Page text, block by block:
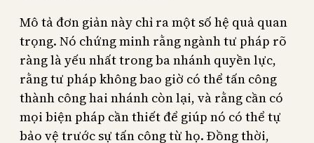
Mô tả đơn giản này chỉ ra một số hệ quả quan
trọng. Nó chứng minh rằng ngành tư pháp rõ
ràng là yếu nhất trong ba nhánh quyền lực,
rằng tư pháp không bao giờ có thể tấn công
thành công hai nhánh còn lại, và rằng cần có
mọi biện pháp cần thiết để giúp nó có thể tự
bảo vệ trước sự tấn công từ họ. Đồng thời,